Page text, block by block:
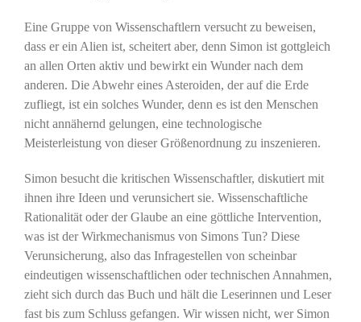
Eine Gruppe von Wissenschaftlern versucht zu beweisen,
dass er ein Alien ist, scheitert aber, denn Simon ist gottgleich
an allen Orten aktiv und bewirkt ein Wunder nach dem
anderen. Die Abwehr eines Asteroiden, der auf die Erde
zufliegt, ist ein solches Wunder, denn es ist den Menschen
nicht annähernd gelungen, eine technologische
Meisterleistung von dieser Größenordnung zu inszenieren.
Simon besucht die kritischen Wissenschaftler, diskutiert mit
ihnen ihre Ideen und verunsichert sie. Wissenschaftliche
Rationalität oder der Glaube an eine göttliche Intervention,
was ist der Wirkmechanismus von Simons Tun? Diese
Verunsicherung, also das Infragestellen von scheinbar
eindeutigen wissenschaftlichen oder technischen Annahmen,
zieht sich durch das Buch und hält die Leserinnen und Leser
fast bis zum Schluss gefangen. Wir wissen nicht, wer Simon